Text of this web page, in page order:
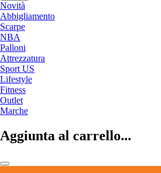
Novità
Abbigliamento
Scarpe
NBA
Palloni
Attrezzatura
Sport US
Lifestyle
Fitness
Outlet
Marche
Aggiunta al carrello...